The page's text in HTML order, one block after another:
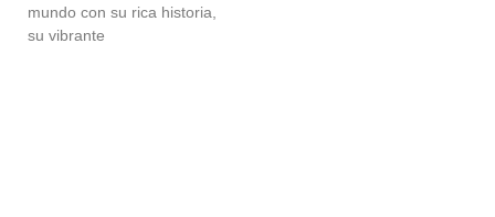
mundo con su rica historia,
su vibrante